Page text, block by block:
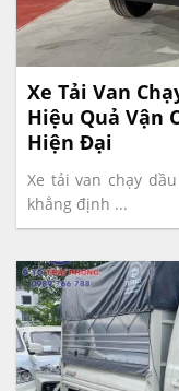
Xe Tải Van
Hiệu Quả Vận
Hiện Đại
Xe tải van chạy
khẳng định ...